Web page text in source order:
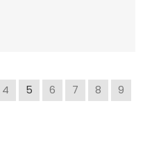
4 5 6 7 8
9